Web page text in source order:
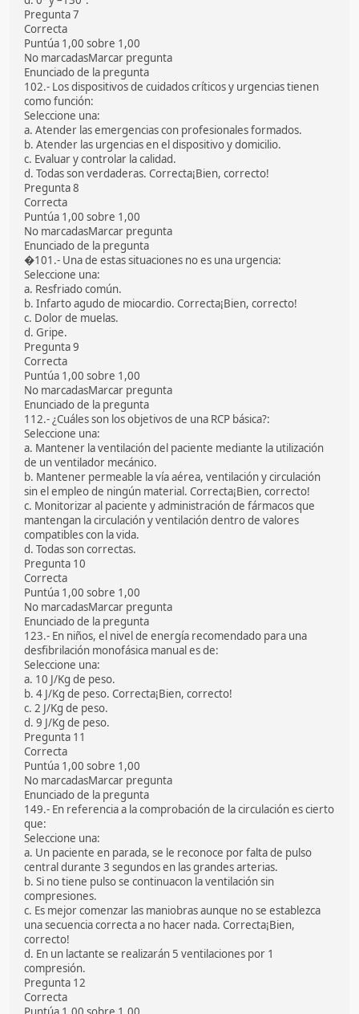
Pregunta 7
Correcta
Puntúa 1,00 sobre 1,00
No marcadasMarcar pregunta
Enunciado de la pregunta
102.- Los dispositivos de cuidados críticos y urgencias tienen
como función:
Seleccione una:
a. Atender las emergencias con profesionales formados.
b. Atender las urgencias en el dispositivo y domicilio.
c. Evaluar y controlar la calidad.
d. Todas son verdaderas. Correcta¡Bien, correcto!
Pregunta 8
Correcta
Puntúa 1,00 sobre 1,00
No marcadasMarcar pregunta
Enunciado de la pregunta
�101.- Una de estas situaciones no es una urgencia:
Seleccione una:
a. Resfriado común.
b. Infarto agudo de miocardio. Correcta¡Bien, correcto!
c. Dolor de muelas.
d. Gripe.
Pregunta 9
Correcta
Puntúa 1,00 sobre 1,00
No marcadasMarcar pregunta
Enunciado de la pregunta
112.- ¿Cuáles son los objetivos de una RCP básica?:
Seleccione una:
a. Mantener la ventilación del paciente mediante la utilización
de un ventilador mecánico.
b. Mantener permeable la vía aérea, ventilación y circulación
sin el empleo de ningún material. Correcta¡Bien, correcto!
c. Monitorizar al paciente y administración de fármacos que
mantengan la circulación y ventilación dentro de valores
compatibles con la vida.
d. Todas son correctas.
Pregunta 10
Correcta
Puntúa 1,00 sobre 1,00
No marcadasMarcar pregunta
Enunciado de la pregunta
123.- En niños, el nivel de energía recomendado para una
desfibrilación monofásica manual es de:
Seleccione una:
a. 10 J/Kg de peso.
b. 4 J/Kg de peso. Correcta¡Bien, correcto!
c. 2 J/Kg de peso.
d. 9 J/Kg de peso.
Pregunta 11
Correcta
Puntúa 1,00 sobre 1,00
No marcadasMarcar pregunta
Enunciado de la pregunta
149.- En referencia a la comprobación de la circulación es cierto
que:
Seleccione una:
a. Un paciente en parada, se le reconoce por falta de pulso
central durante 3 segundos en las grandes arterias.
b. Si no tiene pulso se continuacon la ventilación sin
compresiones.
c. Es mejor comenzar las maniobras aunque no se establezca
una secuencia correcta a no hacer nada. Correcta¡Bien,
correcto!
d. En un lactante se realizarán 5 ventilaciones por 1
compresión.
Pregunta 12
Correcta